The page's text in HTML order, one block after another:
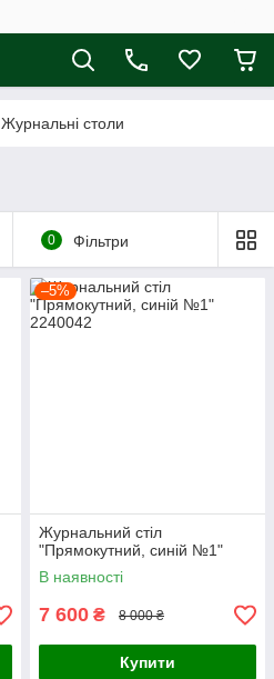
Журнальні столи
0 Фільтри
–5%
Журнальний стіл
"Прямокутний, синій №1"
В наявності
7 600 ₴ 8 000 ₴
Купити